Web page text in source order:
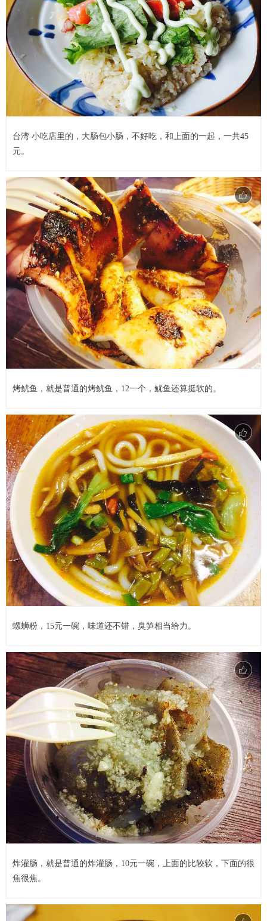
台湾 小吃店里的，大肠包小肠，不好吃，和上面的一起，一共45
元。
烤鱿鱼，就是普通的烤鱿鱼，12一个，鱿鱼还算挺软的。
螺蛳粉，15元一碗，味道还不错，臭笋相当给力。
炸灌肠，就是普通的炸灌肠，10元一碗，上面的比较软，下面的很
焦很焦。